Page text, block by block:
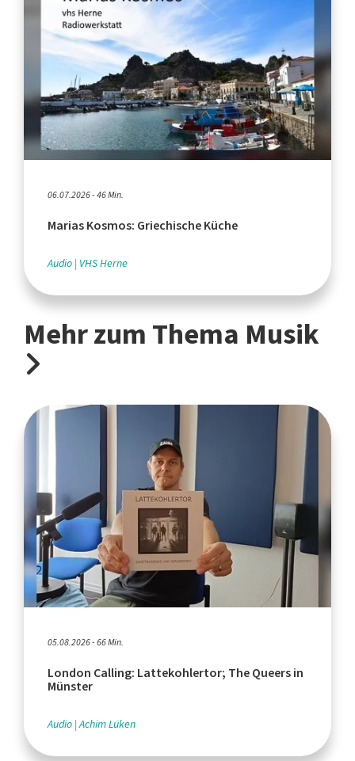
06.07.2026 - 46 Min.
Marias Kosmos: Griechische Küche
Audio VHS Herne
Mehr zum Thema Musik
05.08.2026 - 66 Min.
London Calling: Lattekohlertor; The Queers in
Münster
Audio Achim Lüken